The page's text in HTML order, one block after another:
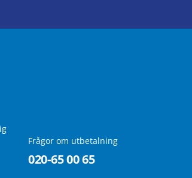
Frågor om utbetalning
020-65 00 65